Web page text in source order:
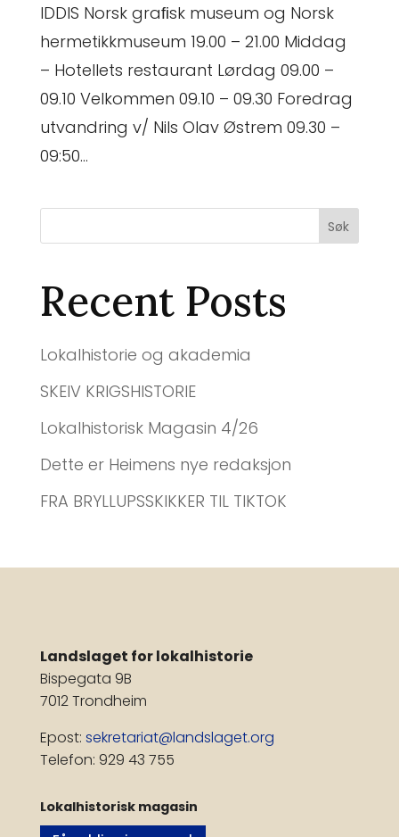
IDDIS Norsk graﬁsk museum og Norsk
hermetikkmuseum 19.00 – 21.00 Middag
– Hotellets restaurant Lørdag 09.00 –
09.10 Velkommen 09.10 – 09.30 Foredrag
utvandring v/ Nils Olav Østrem 09.30 –
09:50...
Søk
Recent Posts
Lokalhistorie og akademia
SKEIV KRIGSHISTORIE
Lokalhistorisk Magasin 4/26
Dette er Heimens nye redaksjon
FRA BRYLLUPSSKIKKER TIL TIKTOK
Landslaget for lokalhistorie
Bispegata 9B
7012 Trondheim
Epost: sekretariat@landslaget.org
Telefon: 929 43 755
Lokalhistorisk magasin